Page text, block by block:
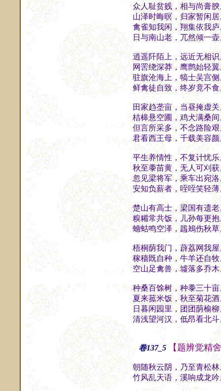
众人耻贫贱，相与尚膏
山泽时晦暝，归家暂闲
禽雀知我闲，翔集依我
日与南山老，兀然倾一
逍遥阡陌上，远近无相
网罟绕深莽，鹰鹯始轻
驻旗沧海上，犒士吴宫
鲜禽徒自致，终岁竟不食
田家趋垄亩，当昼掩虚
桔槔悬空圃，鸡犬满桑
但言所采多，不念路险
君看西王母，千载美容颜
平生养情性，不复计忧
秋至黍苗黄，无人可刈
忽见梁将军，乘车出宛
安知负薪者，咥咥笑轻薄
楚山有高士，梁国有遗
糗糒常共饭，儿孙每更
蟪蛄鸣空泽，鶗鴂伤秋
梧桐荫我门，薜荔网我
稼穑既自种，牛羊还自
空山足禽兽，墟落多乔
种桑百馀树，种黍三十
夏来菰米饭，秋至菊花
日暮闲园里，团团荫榆
清浅望河汉，低昂看北
卷137_5 【题辨觉精
朝随秋云阴，乃至青松
竹风乱天语，溪响成龙